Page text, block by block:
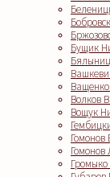
Бущик
Волков
Вощук
Гомонов